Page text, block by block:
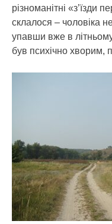
різноманітні «з’їзди
склалося – чоловіка
упавши вже в літньому
був психічно хворим,